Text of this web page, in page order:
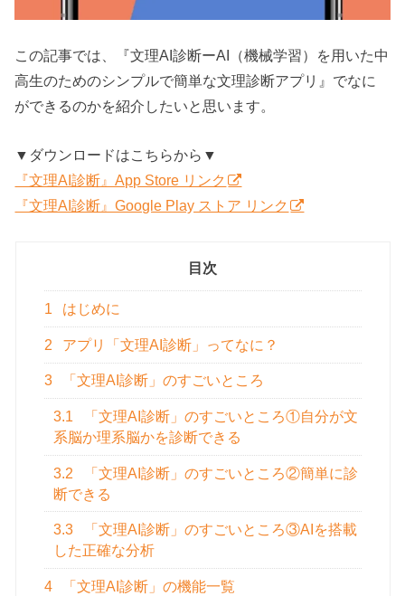
この記事では、『文理AI診断ーAI（機械学習）を用いた中
高生のためのシンプルで簡単な文理診断アプリ』でなに
ができるのかを紹介したいと思います。
▼ダウンロードはこちらから▼
『文理AI診断』App Store リンク
『文理AI診断』Google Play ストア リンク
目次
1 はじめに
2 アプリ「文理AI診断」ってなに？
3 「文理AI診断」のすごいところ
3.1
「文理AI診断」のすごいところ①自分が文
系脳か理系脳かを診断できる
3.2
「文理AI診断」のすごいところ②簡単に診
断できる
3.3
「文理AI診断」のすごいところ③AIを搭載
した正確な分析
4 「文理AI診断」の機能一覧